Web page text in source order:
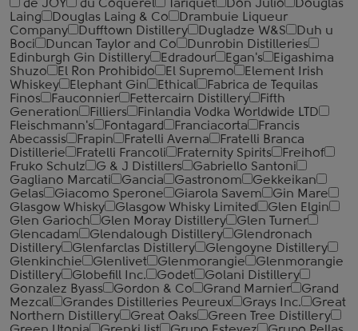
de JOY
du Coquerel Tariquet Don Julio
Douglas
Laing
Douglas Laing & Co
Drambuie Liqueur
Company
Dufftown Distillery Dugladze W&S
Duh u
Boci
Duncan Taylor and Co
Dunrobin Distilleries
Edinburgh Gin Distillery
Edradour Egan's
Eigashima
Shuzo
El Ron Prohibido El Supremo
Element Irish
Whiskey
Elephant Gin Ethical
Fabrica de Tequilas
Finos
Fauconnier Fettercairn Distillery
Fifth
Generation
Filliers
Finlandia Vodka Worldwide LTD
Fleischmann's
Fontagard Franciacorta
Francis
Abecassis
Frapin Fratelli Averna
Fratelli Branca
Distillerie
Fratelli ‎Francoli Fraternity Spirits
Freihof
Fruko Schulz
G & J Distillers
Gabriello Santoni
Gagliano Marcati
Gancia Gastronom
Gekkeikan
Gelas
Giacomo Sperone Giarola Savem
Gin Mare
Glasgow Whisky
Glasgow Whisky Limited
Glen Elgin
Glen Garioch
Glen Moray Distillery
Glen Turner
Glencadam
Glendalough Distillery
Glendronach
Distillery
Glenfarclas Distillery
Glengoyne Distillery
Glenkinchie
Glenlivet Glenmorangie
Glenmorangie
Distillery
Globefill Inc. Godet
Golani Distillery
Gonzalez Byass
Gordon & Co Grand Marnier
Grand
Mezcal
Grandes Distilleries Peureux Grays Inc.
Great
Northern Distillery
Great Oaks
Green Tree Distillery